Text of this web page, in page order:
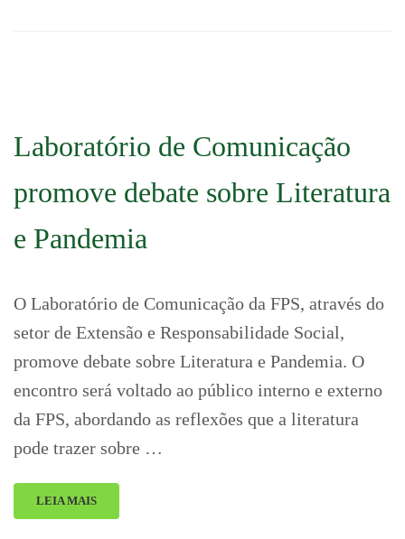
Laboratório de Comunicação
promove debate sobre Literatura
e Pandemia
O Laboratório de Comunicação da FPS, através do
setor de Extensão e Responsabilidade Social,
promove debate sobre Literatura e Pandemia. O
encontro será voltado ao público interno e externo
da FPS, abordando as reflexões que a literatura
pode trazer sobre …
LEIA MAIS